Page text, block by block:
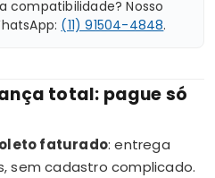
compatibilidade? Nosso
(11) 91504-4848.
total: pague só
faturado: entrega
sem cadastro complicado.